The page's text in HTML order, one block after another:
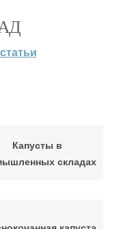
статьи
Капусты в
складах